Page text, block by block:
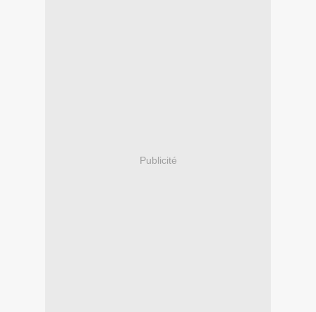
Publicité